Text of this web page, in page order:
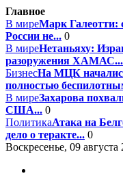
Главное
В миреМарк Галеотти:
России не... 0
В миреНетаньяху:
разоружения ХАМАС...
БизнесНа МЦК
полностью
В миреЗахарова
США... 0
ПолитикаАтака на
дело о теракте... 0
Воскресенье, 09 августа